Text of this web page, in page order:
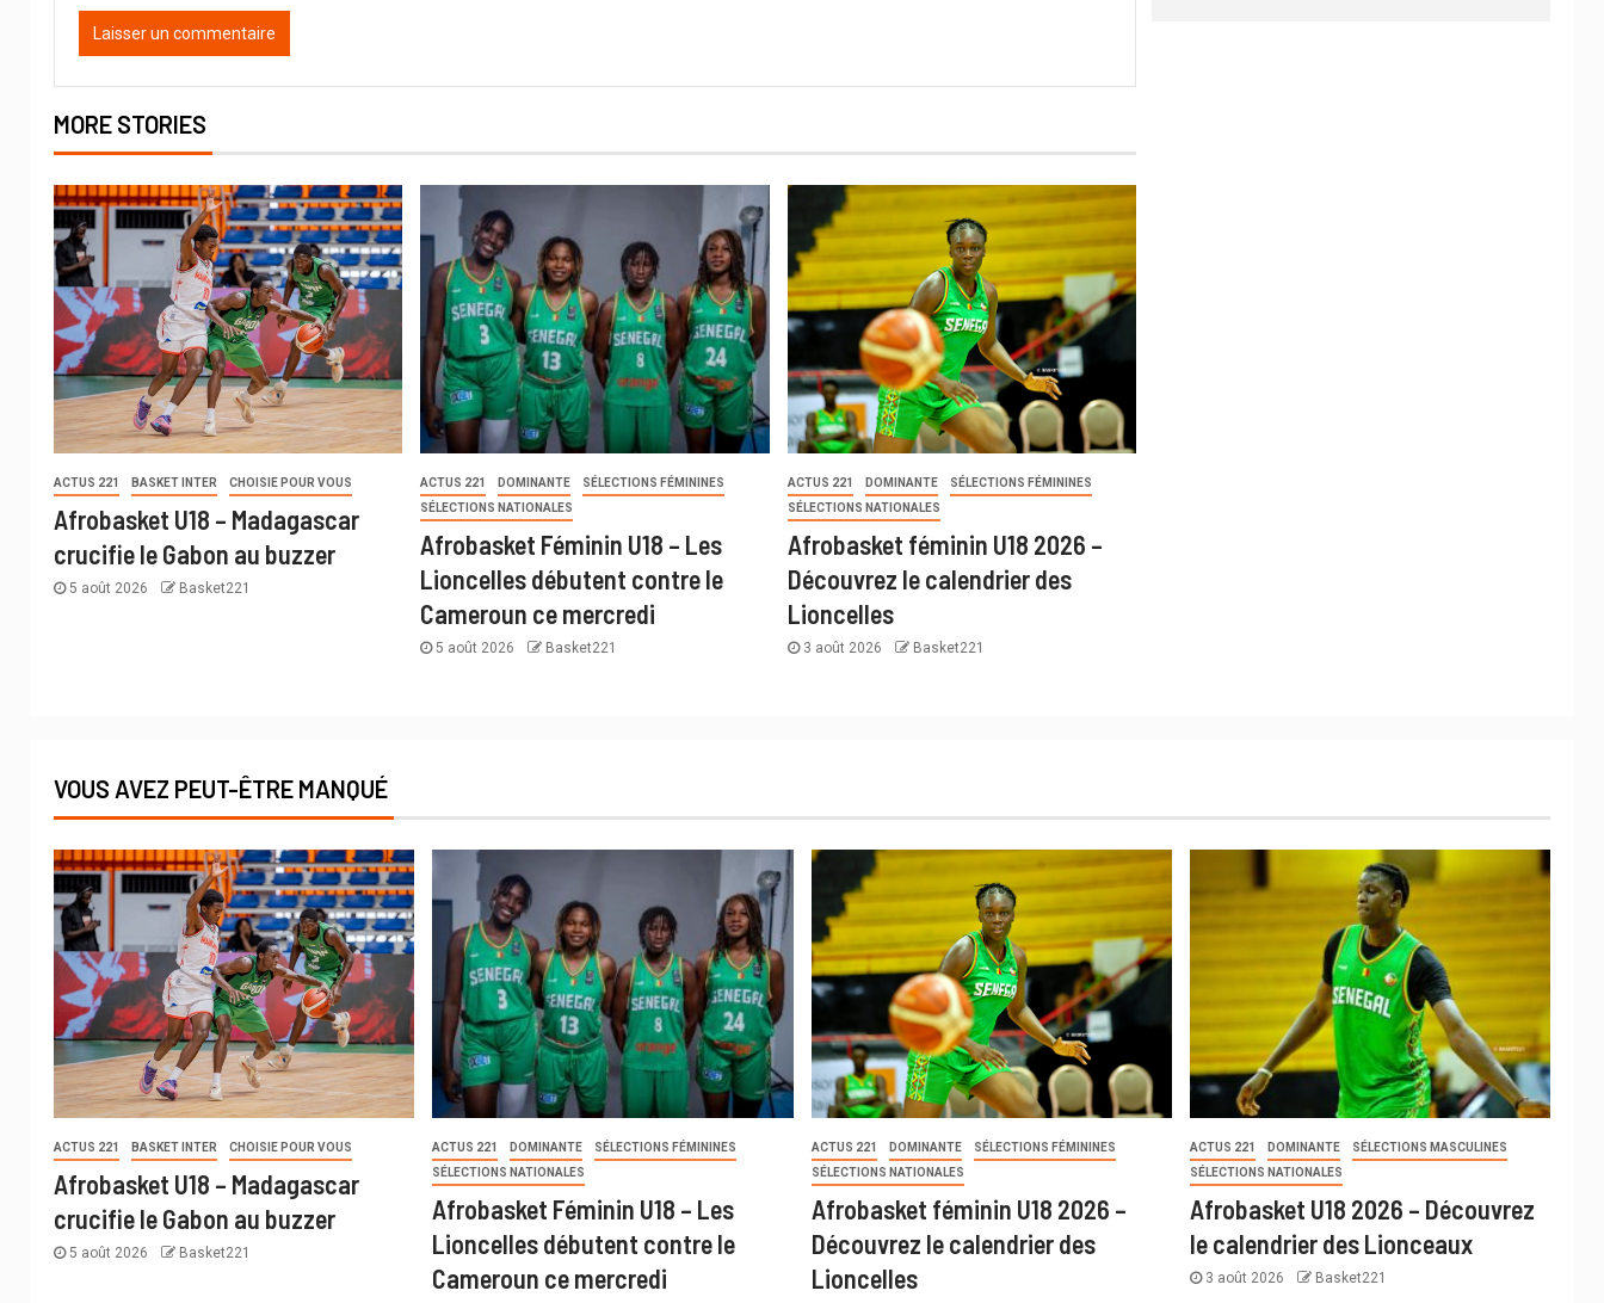
MORE STORIES
ACTUS 221 BASKET INTER CHOISIE POUR VOUS
Afrobasket U18 – Madagascar
crucifie le Gabon au buzzer
5 août 2026 Basket221
ACTUS 221 DOMINANTE
SÉLECTIONS FÉMININES
SÉLECTIONS NATIONALES
Afrobasket Féminin U18 – Les
Lioncelles débutent contre le
Cameroun ce mercredi
5 août 2026 Basket221
ACTUS 221 DOMINANTE
SÉLECTIONS FÉMININES
SÉLECTIONS NATIONALES
Afrobasket féminin U18 2026 –
Découvrez le calendrier des
Lioncelles
3 août 2026 Basket221
VOUS AVEZ PEUT-ÊTRE MANQUÉ
ACTUS 221 BASKET INTER CHOISIE POUR VOUS
Afrobasket U18 – Madagascar
crucifie le Gabon au buzzer
5 août 2026 Basket221
ACTUS 221 DOMINANTE
SÉLECTIONS FÉMININES
SÉLECTIONS NATIONALES
Afrobasket Féminin U18 – Les
Lioncelles débutent contre le
Cameroun ce mercredi
ACTUS 221 DOMINANTE
SÉLECTIONS FÉMININES
SÉLECTIONS NATIONALES
Afrobasket féminin U18 2026 –
Découvrez le calendrier des
Lioncelles
ACTUS 221 DOMINANTE
SÉLECTIONS MASCULINES
SÉLECTIONS NATIONALES
Afrobasket U18 2026 – Découvrez
le calendrier des Lionceaux
3 août 2026 Basket221